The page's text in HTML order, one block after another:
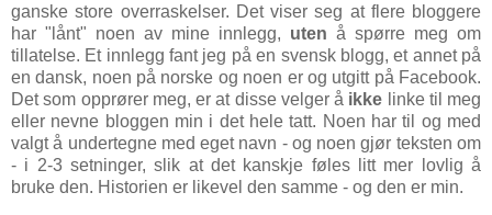
ganske store overraskelser. Det viser seg at flere bloggere
har "lånt" noen av mine innlegg, uten å spørre meg om
tillatelse. Et innlegg fant jeg på en svensk blogg, et annet på
en dansk, noen på norske og noen er og utgitt på Facebook.
Det som opprører meg, er at disse velger å ikke linke til meg
eller nevne bloggen min i det hele tatt. Noen har til og med
valgt å undertegne med eget navn - og noen gjør teksten om
- i 2-3 setninger, slik at det kanskje føles litt mer lovlig å
bruke den. Historien er likevel den samme - og den er min.